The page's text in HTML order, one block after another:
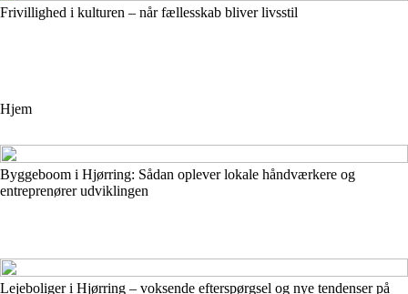
Frivillighed i kulturen – når fællesskab bliver livsstil
Hjem
Byggeboom i Hjørring: Sådan oplever lokale håndværkere og
entreprenører udviklingen
Lejeboliger i Hjørring – voksende efterspørgsel og nye tendenser på